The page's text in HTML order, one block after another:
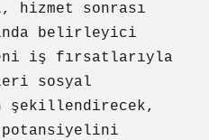
hizmet sonrası
belirleyici
iş fırsatlarıyla
sosyal
şekillendirecek,